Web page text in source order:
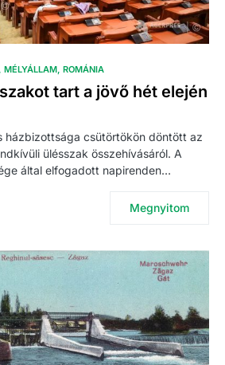
MÉLYÁLLAM ROMÁNIA
tart a jövő hét elején
házbizottsága csütörtökön döntött az
ülésszak összehívásáról. A
által elfogadott napirenden…
Megnyitom